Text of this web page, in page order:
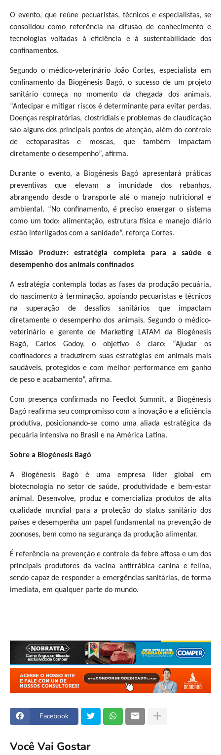
O evento, que reúne pecuaristas, técnicos e especialistas, se
consolidou como referência na difusão de conhecimento e
tecnologias voltadas à eficiência e à sustentabilidade dos
confinamentos.
Segundo o médico-veterinário João Cortes, especialista em
confinamento da Biogénesis Bagó, o sucesso de um projeto
sanitário começa no momento da chegada dos animais.
“Antecipar e mitigar riscos é determinante para evitar perdas.
Doenças respiratórias, clostridiais e problemas de claudicação
são alguns dos principais pontos de atenção, além do controle
de ectoparasitas e moscas, que também impactam
diretamente o desempenho”, afirma.
Durante o evento, a Biogénesis Bagó apresentará práticas
preventivas que elevam a imunidade dos rebanhos,
abrangendo desde o transporte até o manejo nutricional e
ambiental. “No confinamento, é preciso enxergar o sistema
como um todo: alimentação, estrutura física e manejo diário
estão interligados com a sanidade”, reforça Cortes.
Missão Produz+: estratégia completa para a saúde e
desempenho dos animais confinados
A estratégia contempla todas as fases da produção pecuária,
do nascimento à terminação, apoiando pecuaristas e técnicos
na superação de desafios sanitários que impactam
diretamente o desempenho dos animais. Segundo o médico-
veterinário e gerente de Marketing LATAM da Biogénesis
Bagó, Carlos Godoy, o objetivo é claro: “Ajudar os
confinadores a traduzirem suas estratégias em animais mais
saudáveis, protegidos e com melhor performance em ganho
de peso e acabamento”, afirma.
Com presença confirmada no Feedlot Summit, a Biogénesis
Bagó reafirma seu compromisso com a inovação e a eficiência
produtiva, posicionando-se como uma aliada estratégica da
pecuária intensiva no Brasil e na América Latina.
Sobre a Biogénesis Bagó
A Biogénesis Bagó é uma empresa líder global em
biotecnologia no setor de saúde, produtividade e bem-estar
animal. Desenvolve, produz e comercializa produtos de alta
qualidade mundial para a proteção do status sanitário dos
países e desempenha um papel fundamental na prevenção de
zoonoses, bem como na segurança da produção alimentar.
É referência na prevenção e controle da febre aftosa e um dos
principais produtores da vacina antirrábica canina e felina,
sendo capaz de responder a emergências sanitárias, de forma
imediata, em qualquer parte do mundo.
Facebook
Você Vai Gostar